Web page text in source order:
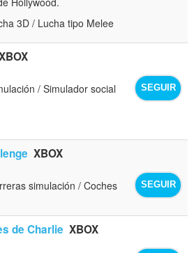
3D / Lucha tipo Melee
SEGUIR
/ Simulador social
XBOX
SEGUIR
simulación / Coches
de Charlie XBOX